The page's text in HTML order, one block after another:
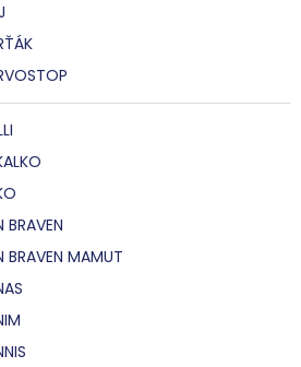
BRAVEN
BRAVEN MAMUT